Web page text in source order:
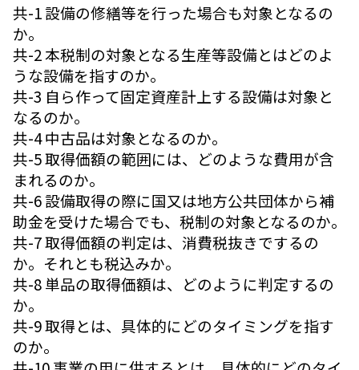
共-1 設備の修繕等を行った場合も対象となるの
か。
共-2 本税制の対象となる生産等設備とはどのよ
うな設備を指すのか。
共-3 自ら作って固定資産計上する設備は対象と
なるのか。
共-4 中古品は対象となるのか。
共-5 取得価額の範囲には、どのような費用が含
まれるのか。
共-6 設備取得の際に国又は地方公共団体から補
助金を受けた場合でも、税制の対象となるのか。
共-7 取得価額の判定は、消費税抜きでするの
か。それとも税込みか。
共-8 単品の取得価額は、どのように判定するの
か。
共-9 取得とは、具体的にどのタイミングを指す
のか。